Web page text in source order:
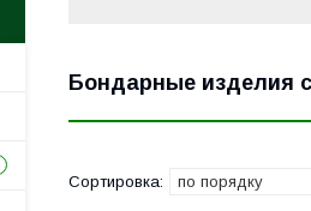
Бондарные изделия